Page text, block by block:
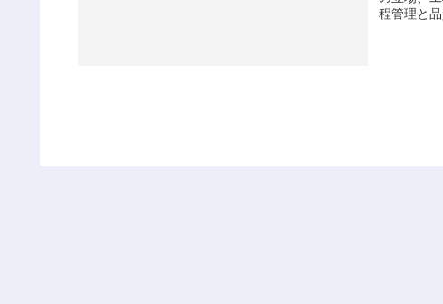
程管理と